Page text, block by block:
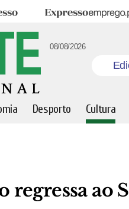
Expresso Emprego
08/08/2026
Desporto Cultura
ao